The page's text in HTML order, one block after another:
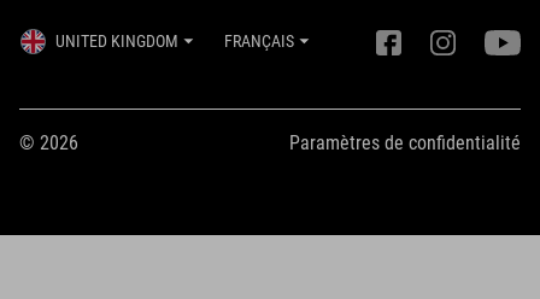
UNITED KINGDOM FRANÇAIS
© 2026 Paramètres de confidentialité